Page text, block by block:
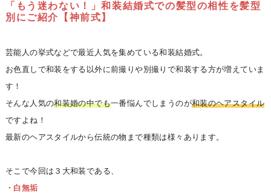
「もう迷わない！」和装結婚式での髪型の相性を髪型
別にご紹介【神前式】
芸能人の挙式などで最近人気を集めている和装結婚式。
お色直しで和装をする以外に前撮りや別撮りで和装する方が増えていま
す！
そんな人気の和装婚の中でも一番悩んでしまうのが和装のヘアスタイル
ですよね！
最新のヘアスタイルから伝統の物まで種類は様々あります。
そこで今回は３大和装である、
・白無垢